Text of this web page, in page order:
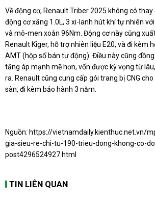
Về động cơ, Renault Triber 2025 không có thay
động cơ xăng 1.0L, 3 xi-lanh hút khí tự nhiên
và mô-men xoắn 96Nm. Động cơ này cũng
Renault Kiger, hỗ trợ nhiên liệu E20, và đi kèm
AMT (hộp số bán tự động). Điều này cũng
tăng áp mạnh mẽ hơn, vốn được kỳ vọng từ
ra. Renault cũng cung cấp gói trang bị CNG
sàn, đi kèm bảo hành 3 năm.
Nguồn: https://vietnamdaily.kienthuc.net.vn/
gia-sieu-re-chi-tu-190-trieu-dong-khong-co-
post4296524927.html
TIN LIÊN QUAN